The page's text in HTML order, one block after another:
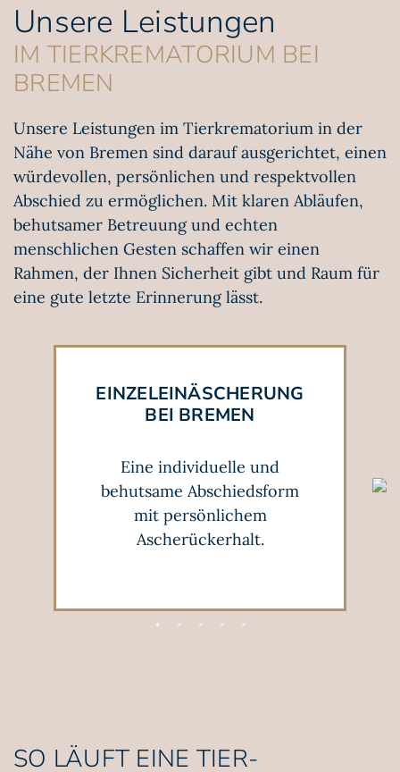
Unsere Leistungen
IM TIERKREMATORIUM BEI
BREMEN
Unsere Leistungen im Tierkrematorium in der
Nähe von Bremen sind darauf ausgerichtet, einen
würdevollen, persönlichen und respektvollen
Abschied zu ermöglichen. Mit klaren Abläufen,
behutsamer Betreuung und echten
menschlichen Gesten schaffen wir einen
Rahmen, der Ihnen Sicherheit gibt und Raum für
eine gute letzte Erinnerung lässt.
EINZEL­EINÄSCHERUNG
BEI BREMEN
Eine individuelle und
behutsame Abschiedsform
mit persönlichem
Ascherückerhalt.
SO LÄUFT EINE TIER­